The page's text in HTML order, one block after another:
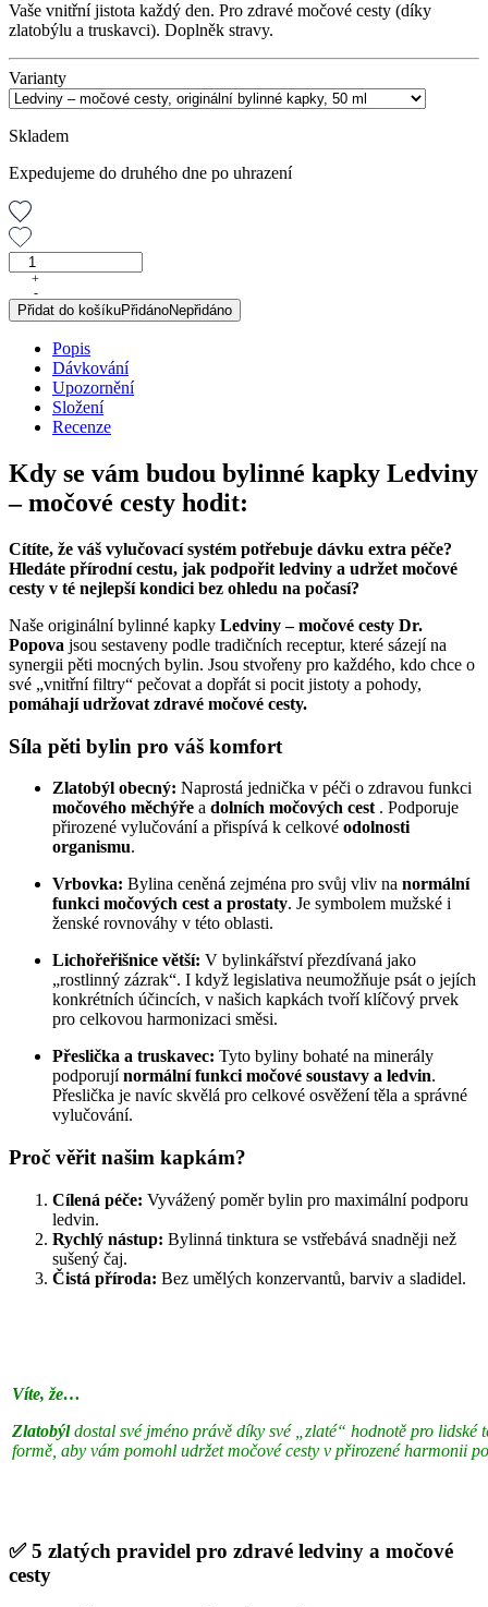
Vaše vnitřní jistota každý den. Pro zdravé močové cesty (díky
zlatobýlu a truskavci). Doplněk stravy.
Varianty
Skladem
Expedujeme do druhého dne po uhrazení
Ledviny
močové
cesty,
originální
bylinné
kapky,
množství
+
-
Přidat do košíkuPřidánoNepřidáno
Popis
Dávkování
Upozornění
Složení
Recenze
Kdy se vám budou bylinné kapky Ledviny
– močové cesty hodit:
Cítíte, že váš vylučovací systém potřebuje dávku extra péče?
Hledáte přírodní cestu, jak podpořit ledviny a udržet močové
cesty v té nejlepší kondici bez ohledu na počasí?
Naše originální bylinné kapky Ledviny – močové cesty Dr.
Popova jsou sestaveny podle tradičních receptur, které sázejí na
synergii pěti mocných bylin. Jsou stvořeny pro každého, kdo chce o
své „vnitřní filtry“ pečovat a dopřát si pocit jistoty a pohody,
pomáhají udržovat zdravé močové cesty.
Síla pěti bylin pro váš komfort
Zlatobýl obecný: Naprostá jednička v péči o zdravou funkci
močového měchýře a dolních močových cest . Podporuje
přirozené vylučování a přispívá k celkové odolnosti
organismu.
Vrbovka: Bylina ceněná zejména pro svůj vliv na normální
funkci močových cest a prostaty. Je symbolem mužské i
ženské rovnováhy v této oblasti.
Lichořeřišnice větší: V bylinkářství přezdívaná jako
„rostlinný zázrak“. I když legislativa neumožňuje psát o jejích
konkrétních účincích, v našich kapkách tvoří klíčový prvek
pro celkovou harmonizaci směsi.
Přeslička a truskavec: Tyto byliny bohaté na minerály
podporujínormální funkci močové soustavy a ledvin.
Přeslička je navíc skvělá pro celkové osvěžení těla a správné
vylučování.
Proč věřit našim kapkám?
Cílená péče: Vyvážený poměr bylin pro maximální podporu
ledvin.
Rychlý nástup: Bylinná tinktura se vstřebává snadněji než
sušený čaj.
Čistá příroda: Bez umělých konzervantů, barviv a sladidel.
Víte, že…
Zlatobýldostal své jméno právě díky své „zlaté“ hodnotě pro
formě, aby vám pomohl udržet močové cesty v přirozené harmonii
✅ 5 zlatých pravidel pro zdravé ledviny a močové
cesty